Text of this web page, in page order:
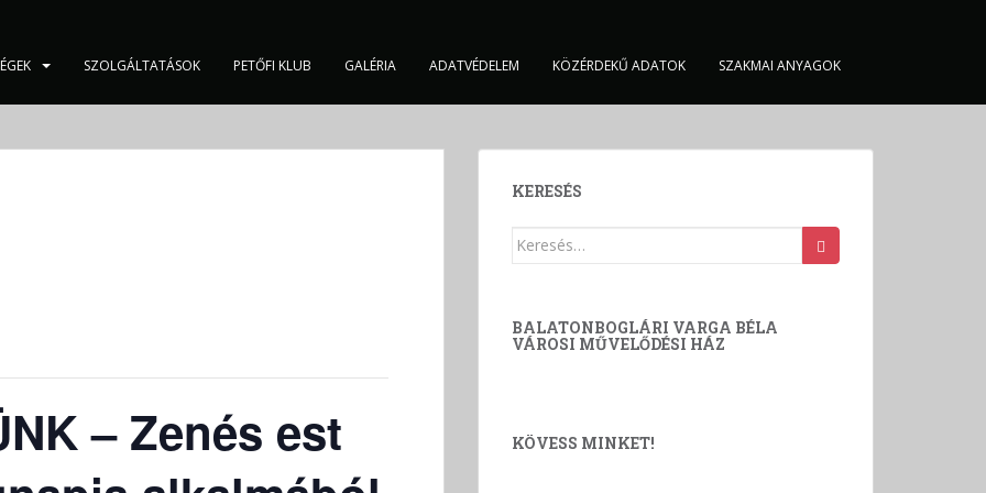
SZOLGÁLTATÁSOK PETŐFI KLUB GALÉRIA ADATVÉDELEM KÖZÉRDEKŰ ADATOK SZAKMAI ANYAGOK
– Zenés est
KERESÉS
Keresés:
BALATONBOGLÁRI VARGA BÉLA
VÁROSI MŰVELŐDÉSI HÁZ
KÖVESS MINKET!